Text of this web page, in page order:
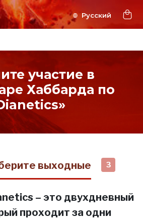
участие в
Хаббарда по
выходные 3
– это двухдневный
проходит за одни